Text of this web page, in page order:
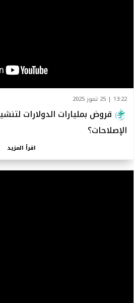
13:22 | 25 تموز 2025
قروض بمليارات الدولارات
الإصلاحات؟
اقرأ المزيد